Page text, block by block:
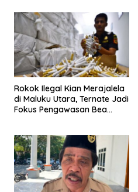
Rokok Ilegal Kian Merajalela
di Maluku Utara, Ternate Jadi
Fokus Pengawasan Bea